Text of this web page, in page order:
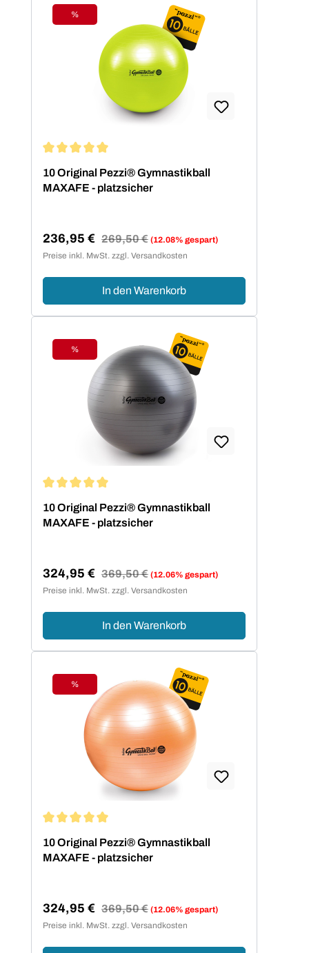
Rabatt
%
10 Original Pezzi® Gymnastikball
MAXAFE - platzsicher
Verkaufspreis:
236,95 € Regulärer Preis:
269,50 € (12.08% gespart)
Preise inkl. MwSt. zzgl. Versandkosten
In den Warenkorb
Rabatt
%
10 Original Pezzi® Gymnastikball
MAXAFE - platzsicher
Verkaufspreis:
324,95 € Regulärer Preis:
369,50 € (12.06% gespart)
Preise inkl. MwSt. zzgl. Versandkosten
In den Warenkorb
Rabatt
%
10 Original Pezzi® Gymnastikball
MAXAFE - platzsicher
Verkaufspreis:
324,95 € Regulärer Preis:
369,50 € (12.06% gespart)
Preise inkl. MwSt. zzgl. Versandkosten